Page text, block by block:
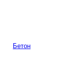
Бетон